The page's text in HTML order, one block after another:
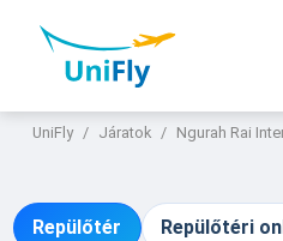
UniFly Járatok Ngurah Rai
Repülőtér Repülőtéri